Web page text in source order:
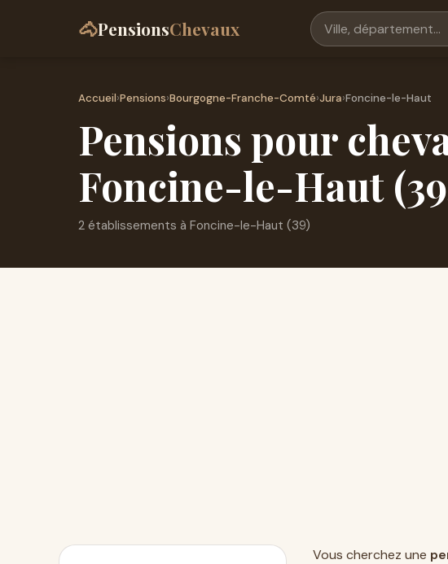
🐴PensionsChevaux
Accueil›Pensions›Bourgogne-Franche-Comté›Jura›Foncine-le-Haut
Pensions pour
Foncine-le-Haut
2 établissements à Foncine-le-Haut (39)
Vous cherchez une